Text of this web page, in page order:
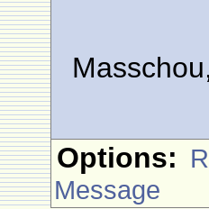
Options:
Message